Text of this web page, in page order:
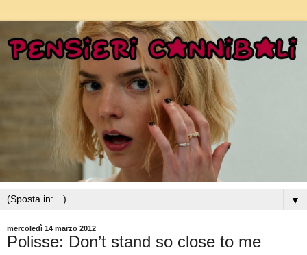
▼
mercoledì 14 marzo 2012
Polisse: Don’t stand so close to me